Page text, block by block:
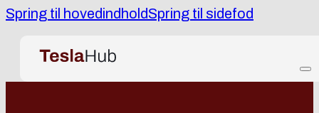
Spring til hovedindholdSpring til sidefod